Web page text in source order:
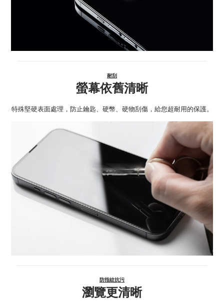
耐刮
螢幕依舊清晰
特殊堅硬表面處理，防止鑰匙、硬幣、硬物刮傷，給您超耐用的保護。
防指紋抗污
瀏覽更清晰